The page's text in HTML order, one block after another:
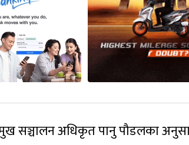
सञ्चालन अधिकृत पानु पौडलका